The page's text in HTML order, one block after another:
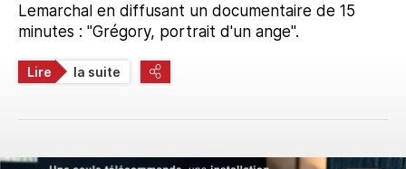
Lemarchal en diffusant un documentaire de 15
minutes : "Grégory, portrait d'un ange".
Lire la suite